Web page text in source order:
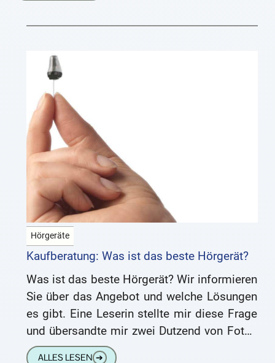
Hörgeräte
Kaufberatung: Was ist das beste Hörgerät?
Was ist das beste Hörgerät? Wir informieren
Sie über das Angebot und welche Lösungen
es gibt. Eine Leserin stellte mir diese Frage
und übersandte mir zwei Dutzend von Fotos
und
ALLES LESEN ➔